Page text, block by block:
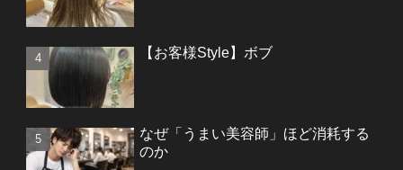
【お客様Style】ボブ
なぜ「うまい美容師」ほど消耗する
のか